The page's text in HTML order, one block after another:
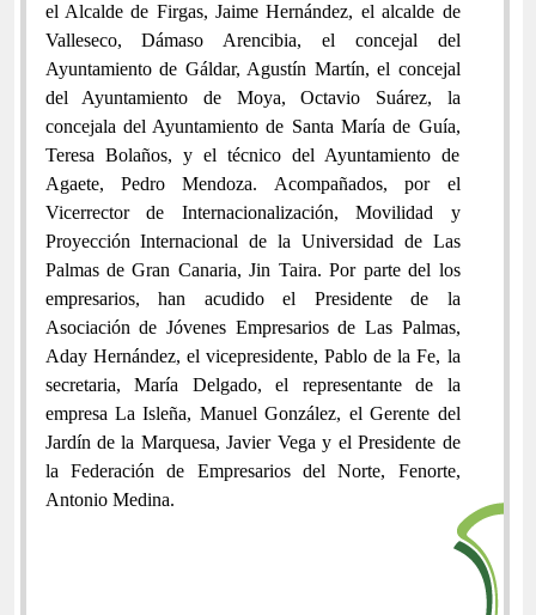
el Alcalde de Firgas, Jaime Hernández, el alcalde de
Valleseco, Dámaso Arencibia, el concejal del
Ayuntamiento de Gáldar, Agustín Martín, el concejal
del Ayuntamiento de Moya, Octavio Suárez, la
concejala del Ayuntamiento de Santa María de Guía,
Teresa Bolaños, y el técnico del Ayuntamiento de
Agaete, Pedro Mendoza. Acompañados, por el
Vicerrector de Internacionalización, Movilidad y
Proyección Internacional de la Universidad de Las
Palmas de Gran Canaria, Jin Taira. Por parte del los
empresarios, han acudido el Presidente de la
Asociación de Jóvenes Empresarios de Las Palmas,
Aday Hernández, el vicepresidente, Pablo de la Fe, la
secretaria, María Delgado, el representante de la
empresa La Isleña, Manuel González, el Gerente del
Jardín de la Marquesa, Javier Vega y el Presidente de
la Federación de Empresarios del Norte, Fenorte,
Antonio Medina.